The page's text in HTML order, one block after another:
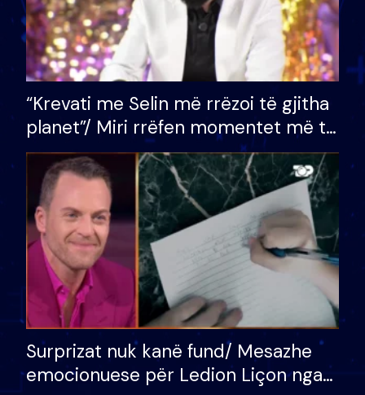
“Krevati me Selin më rrëzoi të gjitha
planet”/ Miri rrëfen momentet më të
bukura në shtëpinë e BB VIP: Do më
mungojë zilja e mëngjesit kur…
Surprizat nuk kanë fund/ Mesazhe
emocionuese për Ledion Liçon nga